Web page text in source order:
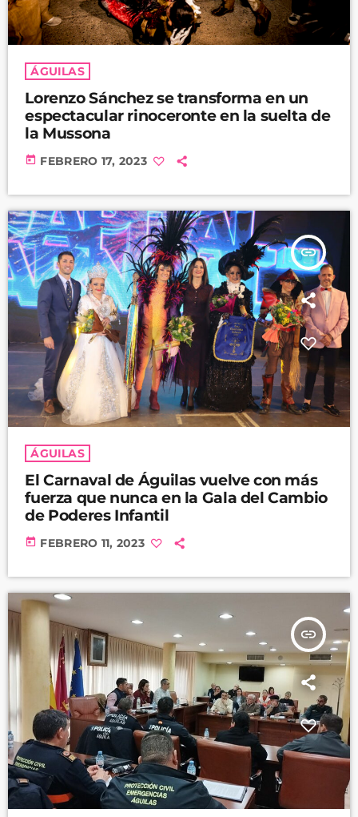
ÁGUILAS
Lorenzo Sánchez se transforma en un
espectacular rinoceronte en la suelta de
la Mussona
today FEBRERO 17, 2023
insert_link
ÁGUILAS
El Carnaval de Águilas vuelve con más
fuerza que nunca en la Gala del Cambio
de Poderes Infantil
today FEBRERO 11, 2023
insert_link